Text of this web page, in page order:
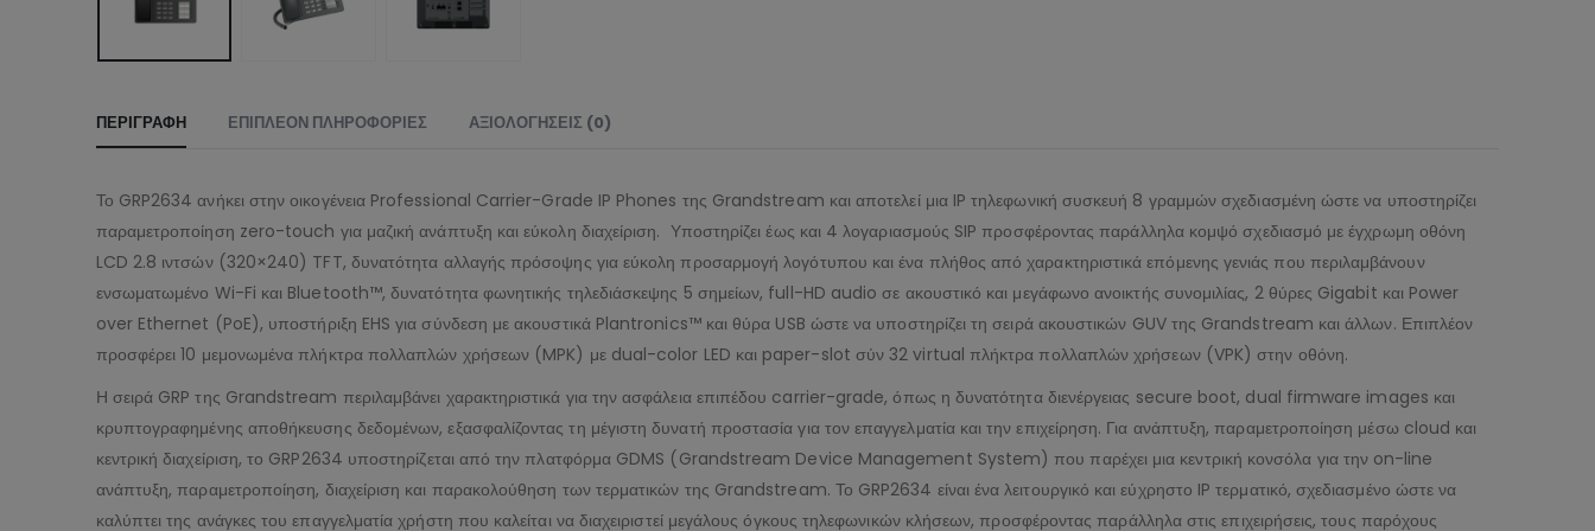
ΠΕΡΙΓΡΑΦΉ ΕΠΙΠΛΈΟΝ ΠΛΗΡΟΦΟΡΊΕΣ ΑΞΙΟΛΟΓΉΣΕΙΣ (0)
Το GRP2634 ανήκει στην οικογένεια Professional Carrier-Grade IP Phones της Grandstream και αποτελεί μια IP τηλεφωνική συσκευή 8 γραμμών σχεδιασμένη ώστε να υποστηρίζει
παραμετροποίηση zero-touch για μαζική ανάπτυξη και εύκολη διαχείριση. Υποστηρίζει έως και 4 λογαριασμούς SIP προσφέροντας παράλληλα κομψό σχεδιασμό με έγχρωμη οθόνη
LCD 2.8 ιντσών (320×240) TFT, δυνατότητα αλλαγής πρόσοψης για εύκολη προσαρμογή λογότυπου και ένα πλήθος από χαρακτηριστικά επόμενης γενιάς που περιλαμβάνουν
ενσωματωμένο Wi-Fi και Bluetooth™, δυνατότητα φωνητικής τηλεδιάσκεψης 5 σημείων, full-HD audio σε ακουστικό και μεγάφωνο ανοικτής συνομιλίας, 2 θύρες Gigabit και Power
over Ethernet (PoE), υποστήριξη EHS για σύνδεση με ακουστικά Plantronics™ και θύρα USB ώστε να υποστηρίζει τη σειρά ακουστικών GUV της Grandstream και άλλων. Επιπλέον
προσφέρει 10 μεμονωμένα πλήκτρα πολλαπλών χρήσεων (MPK) με dual-color LED και paper-slot σύν 32 virtual πλήκτρα πολλαπλών χρήσεων (VPK) στην οθόνη.
Η σειρά GRP της Grandstream περιλαμβάνει χαρακτηριστικά για την ασφάλεια επιπέδου carrier-grade, όπως η δυνατότητα διενέργειας secure boot, dual firmware images και
κρυπτογραφημένης αποθήκευσης δεδομένων, εξασφαλίζοντας τη μέγιστη δυνατή προστασία για τον επαγγελματία και την επιχείρηση. Για ανάπτυξη, παραμετροποίηση μέσω cloud και
κεντρική διαχείριση, το GRP2634 υποστηρίζεται από την πλατφόρμα GDMS (Grandstream Device Management System) που παρέχει μια κεντρική κονσόλα για την on-line
ανάπτυξη, παραμετροποίηση, διαχείριση και παρακολούθηση των τερματικών της Grandstream. Το GRP2634 είναι ένα λειτουργικό και εύχρηστο IP τερματικό, σχεδιασμένο ώστε να
καλύπτει της ανάγκες του επαγγελματία χρήστη που καλείται να διαχειριστεί μεγάλους όγκους τηλεφωνικών κλήσεων, προσφέροντας παράλληλα στις επιχειρήσεις, τους παρόχους